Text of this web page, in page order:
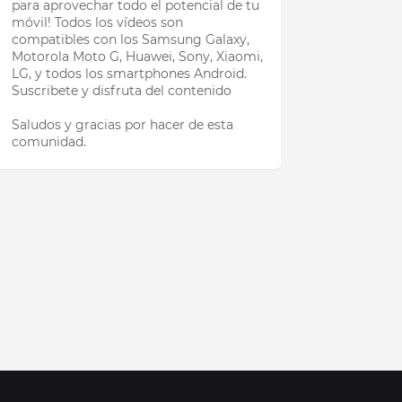
para aprovechar todo el potencial de tu
móvil! Todos los vídeos son
compatibles con los Samsung Galaxy,
Motorola Moto G, Huawei, Sony, Xiaomi,
LG, y todos los smartphones Android.
Suscribete y disfruta del contenido
Saludos y gracias por hacer de esta
comunidad.